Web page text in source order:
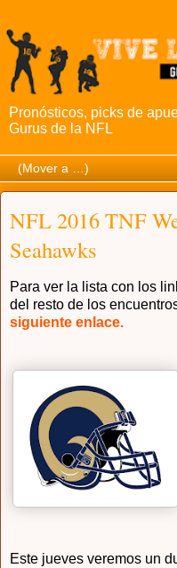
Pronósticos, picks de
Gurus de la NFL
NFL 2016 TNF
Seahawks
Para ver la lista con los
del resto de los
siguiente enlace.
Este jueves veremos un